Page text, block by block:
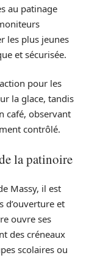
au patinage
les plus jeunes
et sécurisée.
pour les
la glace, tandis
café, observant
contrôlé.
la patinoire
Massy, il est
d’ouverture et
ouvre ses
des créneaux
scolaires ou